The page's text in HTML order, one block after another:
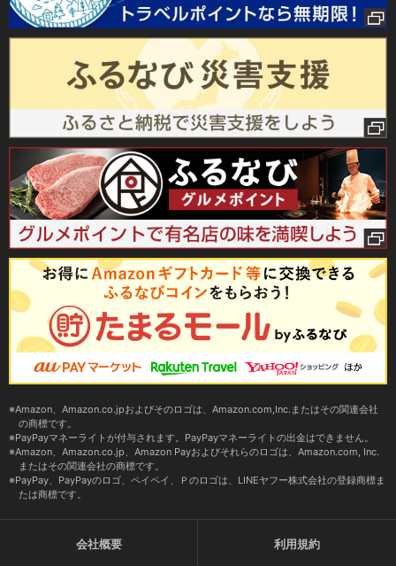
Amazon、Amazon.co.jpおよびそのロゴは、Amazon.com,Inc.またはその関連会社
の商標です。
PayPayマネーライトが付与されます。PayPayマネーライトの出金はできません。
Amazon、Amazon.co.jp、Amazon Payおよびそれらのロゴは、Amazon.com, Inc.
またはその関連会社の商標です。
PayPay、PayPayのロゴ、ペイペイ、Ｐのロゴは、LINEヤフー株式会社の登録商標ま
たは商標です。
会社概要 利用規約